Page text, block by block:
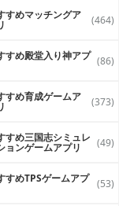
すめマッチングア (464)
すめ殿堂入り神アプ (86)
すめ育成ゲームア (373)
すめ三国志シミュレ
ョンゲームアプリ (49)
すめTPSゲームアプ (53)